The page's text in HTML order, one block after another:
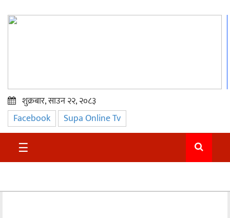
प्रमुख
समाचार
सुदुर
शुक्रबार, साउन २२, २०८३
Facebook Supa Online Tv
☰